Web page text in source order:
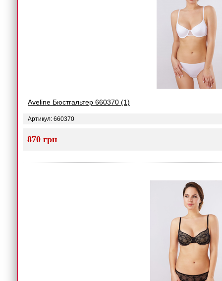
Aveline Бюстгальтер 660370 (1)
Артикул: 660370
870 грн